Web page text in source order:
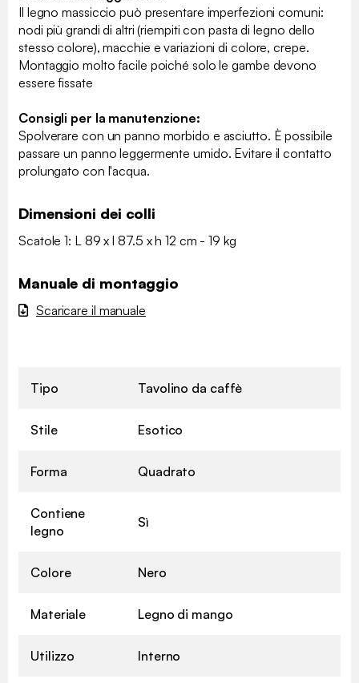
Il legno massiccio può presentare imperfezioni comuni:
nodi più grandi di altri (riempiti con pasta di legno dello
stesso colore), macchie e variazioni di colore, crepe.
Montaggio molto facile poiché solo le gambe devono
essere fissate
Consigli per la manutenzione:
Spolverare con un panno morbido e asciutto. È possibile
passare un panno leggermente umido. Evitare il contatto
prolungato con l'acqua.
Dimensioni dei colli
Scatole 1: L 89 x l 87.5 x h 12 cm - 19 kg
Manuale di montaggio
Scaricare il manuale
Tipo Tavolino da caffè
Stile Esotico
Forma Quadrato
Contiene
legno
Sì
Colore Nero
Materiale Legno di mango
Utilizzo Interno